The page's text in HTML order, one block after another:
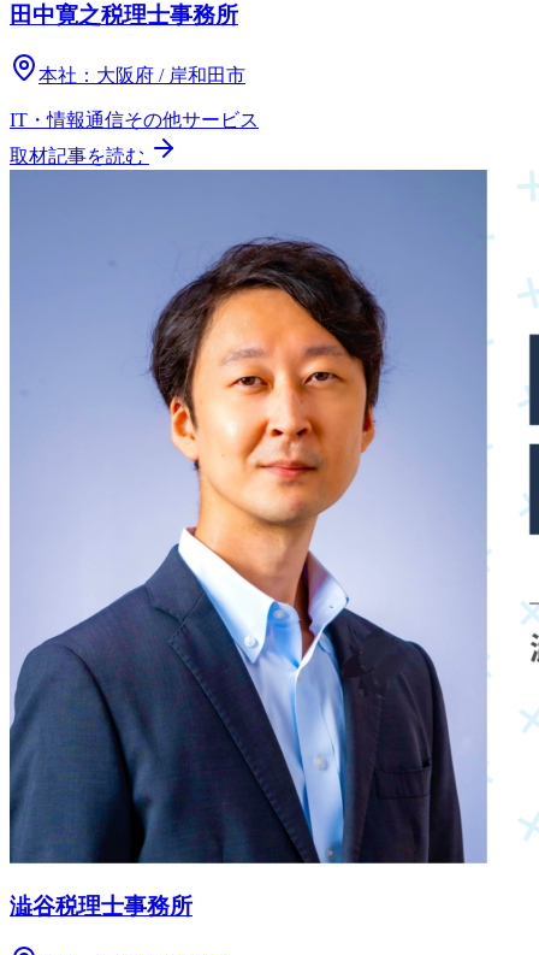
田中寛之税理士事務所
本社： 大阪府 / 岸和田市
IT・情報通信その他サービス
取材記事を読む
澁谷税理士事務所